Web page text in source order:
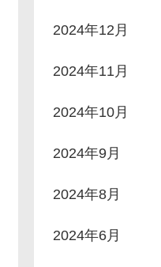
2024年12月
2024年11月
2024年10月
2024年9月
2024年8月
2024年6月